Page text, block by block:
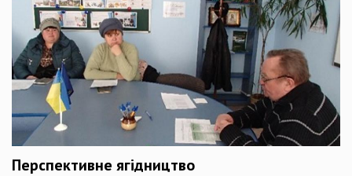
Перспективне ягідництво